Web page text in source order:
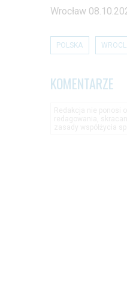
Wrocław
POLSKA
KOMENTARZE